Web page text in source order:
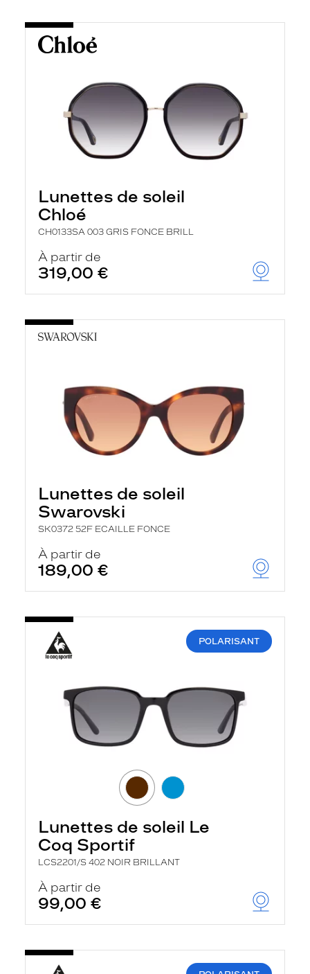
Lunettes de soleil
Chloé
CH0133SA 003 GRIS FONCE BRILL
À partir de
319,00 €
Lunettes de soleil
Swarovski
SK0372 52F ECAILLE FONCE
À partir de
189,00 €
POLARISANT
Lunettes de soleil Le
Coq Sportif
LCS2201/S 402 NOIR BRILLANT
À partir de
99,00 €